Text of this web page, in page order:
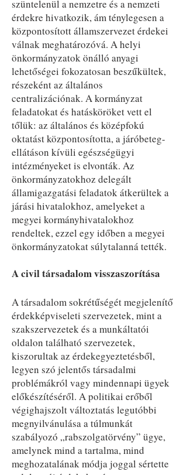
szüntelenül a nemzetre és a nemzeti
érdekre hivatkozik, ám ténylegesen a
központosított államszervezet érdekei
válnak meghatározóvá. A helyi
önkormányzatok önálló anyagi
lehetőségei fokozatosan beszűkültek,
részeként az általános
centralizációnak. A kormányzat
feladatokat és hatásköröket vett el
tőlük: az általános és középfokú
oktatást központosította, a járóbeteg-
ellátáson kívüli egészségügyi
intézményeket is elvonták. Az
önkormányzatokhoz delegált
államigazgatási feladatok átkerültek a
járási hivatalokhoz, amelyeket a
megyei kormányhivatalokhoz
rendeltek, ezzel egy időben a megyei
önkormányzatokat súlytalanná tették.
A civil társadalom visszaszorítása
A társadalom sokrétűségét megjelenítő
érdekképviseleti szervezetek, mint a
szakszervezetek és a munkáltatói
oldalon található szervezetek,
kiszorultak az érdekegyeztetésből,
legyen szó jelentős társadalmi
problémákról vagy mindennapi ügyek
előkészítéséről. A politikai erőből
végighajszolt változtatás legutóbbi
megnyilvánulása a túlmunkát
szabályozó „rabszolgatörvény” ügye,
amelynek mind a tartalma, mind
meghozatalának módja joggal sértette